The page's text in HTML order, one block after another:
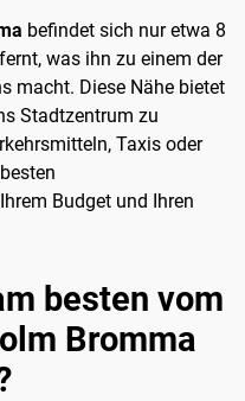
befindet sich nur etwa 8
was ihn zu einem der
macht. Diese Nähe bietet
Stadtzentrum zu
Taxis oder
Budget und Ihren
besten vom
Bromma